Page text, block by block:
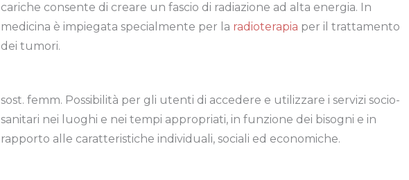
cariche consente di creare un fascio di radiazione ad alta energia. In
medicina è impiegata specialmente per la radioterapia per il trattamento
dei tumori.
sost. femm. Possibilità per gli utenti di accedere e utilizzare i servizi socio-
sanitari nei luoghi e nei tempi appropriati, in funzione dei bisogni e in
rapporto alle caratteristiche individuali, sociali ed economiche.